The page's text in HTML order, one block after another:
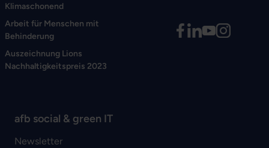
Klimaschonend
Arbeit für Menschen mit
Behinderung
Auszeichnung Lions
Nachhaltigkeitspreis 2023
afb social & green IT
Newsletter